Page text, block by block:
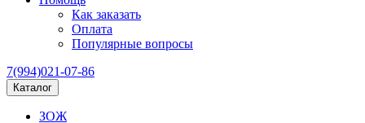
Как заказать
Оплата
Популярные вопросы
7(994)021-07-86
Каталог
ЗОЖ